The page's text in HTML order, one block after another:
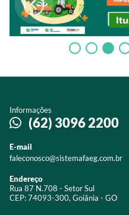
Informações
(62) 3096 2200
E-mail
faleconosco@sistemafaeg.com.br
Endereço
Rua 87 N.708 - Setor Sul
CEP: 74093-300, Goiânia - GO